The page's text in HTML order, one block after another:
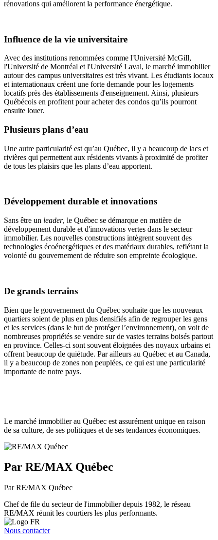
rénovations qui améliorent la performance énergétique.
Influence de la vie universitaire
Avec des institutions renommées comme l'Université McGill,
l'Université de Montréal et l'Université Laval, le marché immobilier
autour des campus universitaires est très vivant. Les étudiants locaux
et internationaux créent une forte demande pour les logements
locatifs près des établissements d'enseignement. Ainsi, plusieurs
Québécois en profitent pour acheter des condos qu’ils pourront
ensuite louer.
Plusieurs plans d’eau
Une autre particularité est qu’au Québec, il y a beaucoup de lacs et
rivières qui permettent aux résidents vivants à proximité de profiter
de tous les plaisirs que les plans d’eau apportent.
Développement durable et innovations
Sans être un leader, le Québec se démarque en matière de
développement durable et d'innovations vertes dans le secteur
immobilier. Les nouvelles constructions intègrent souvent des
technologies écoénergétiques et des matériaux durables, reflétant la
volonté du gouvernement de réduire son empreinte écologique.
De grands terrains
Bien que le gouvernement du Québec souhaite que les nouveaux
quartiers soient de plus en plus densifiés afin de regrouper les gens
et les services (dans le but de protéger l’environnement), on voit de
nombreuses propriétés se vendre sur de vastes terrains boisés partout
en province. Celles-ci sont souvent éloignées des noyaux urbains et
offrent beaucoup de quiétude. Par ailleurs au Québec et au Canada,
il y a beaucoup de zones non peuplées, ce qui est une particularité
importante de notre pays.
Le marché immobilier au Québec est assurément unique en raison
de sa culture, de ses politiques et de ses tendances économiques.
Par RE/MAX Québec
Par RE/MAX Québec
Chef de file du secteur de l'immobilier depuis 1982, le réseau
RE/MAX réunit les courtiers les plus performants.
Nous contacter